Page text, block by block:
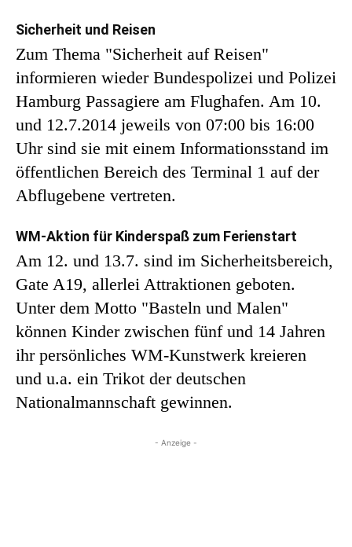
Sicherheit und Reisen
Zum Thema "Sicherheit auf Reisen"
informieren wieder Bundespolizei und Polizei
Hamburg Passagiere am Flughafen. Am 10.
und 12.7.2014 jeweils von 07:00 bis 16:00
Uhr sind sie mit einem Informationsstand im
öffentlichen Bereich des Terminal 1 auf der
Abflugebene vertreten.
WM-Aktion für Kinderspaß zum Ferienstart
Am 12. und 13.7. sind im Sicherheitsbereich,
Gate A19, allerlei Attraktionen geboten.
Unter dem Motto "Basteln und Malen"
können Kinder zwischen fünf und 14 Jahren
ihr persönliches WM-Kunstwerk kreieren
und u.a. ein Trikot der deutschen
Nationalmannschaft gewinnen.
- Anzeige -